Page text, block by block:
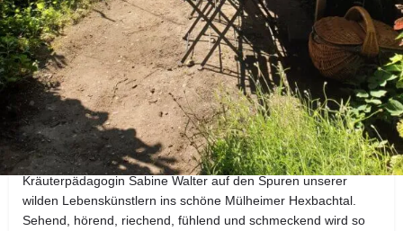
Profil Bewertungen 0
Direktnachricht senden zur Webseite E-
Details zur Kräuterwanderung
Am 14. Juli 2024, von 10.30 Uhr bis ca. 16.00 Uhr, geht es mit
Kräuterpädagogin Sabine Walter auf den Spuren unserer
wilden Lebenskünstlern ins schöne Mülheimer Hexbachtal.
Sehend, hörend, riechend, fühlend und schmeckend wird so